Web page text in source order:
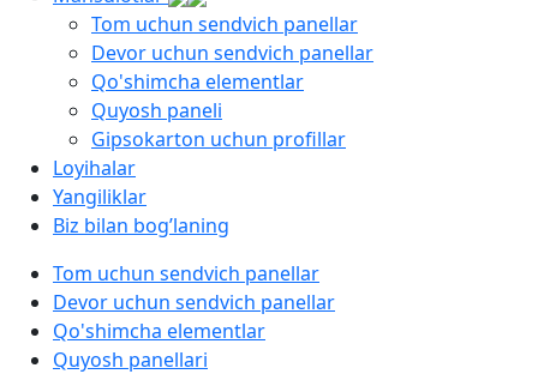
Tom uchun sendvich panellar
Devor uchun sendvich panellar
Qo'shimcha elementlar
Quyosh paneli
Gipsokarton uchun profillar
Loyihalar
Yangiliklar
Biz bilan bog’laning
Tom uchun sendvich panellar
Devor uchun sendvich panellar
Qo'shimcha elementlar
Quyosh panellari